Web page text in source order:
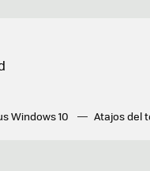
Windows 10 Atajos del